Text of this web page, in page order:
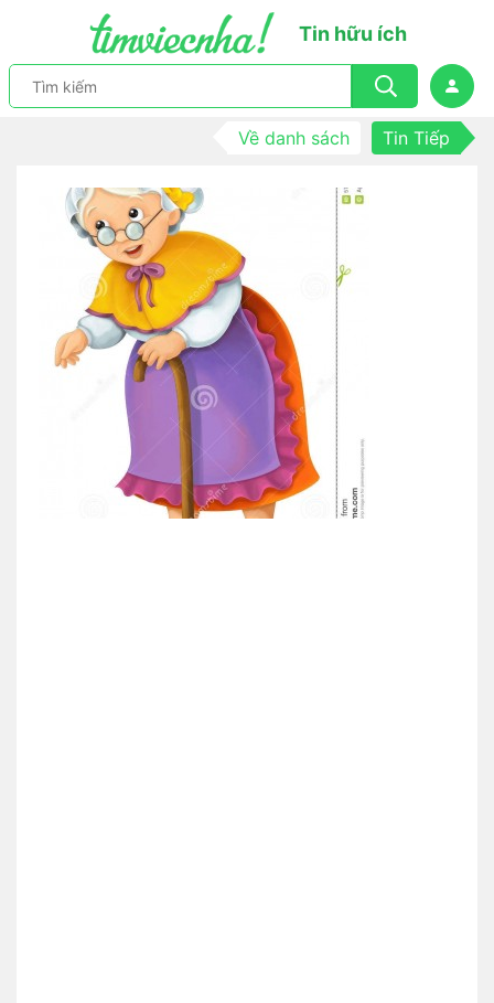
Tin hữu ích
Về danh sách Tin Tiếp